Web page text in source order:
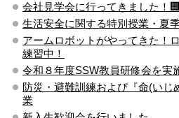
会社見学会に行ってきました！
生活安全に関する特別授業・夏
アームロボットがやってきた！
練習中！
令和８年度SSW教員研修会を実
防災・避難訓練および『命(いじ
業